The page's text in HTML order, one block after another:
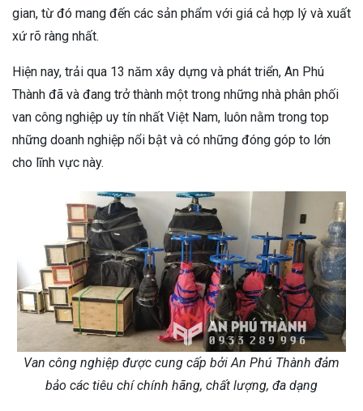
gian, từ đó mang đến các sản phẩm với giá cả hợp lý và xuất
xứ rõ ràng nhất.
Hiện nay, trải qua 13 năm xây dựng và phát triển, An Phú
Thành đã và đang trở thành một trong những nhà phân phối
van công nghiệp uy tín nhất Việt Nam, luôn nằm trong top
những doanh nghiệp nổi bật và có những đóng góp to lớn
cho lĩnh vực này.
Van công nghiệp được cung cấp bởi An Phú Thành đảm
bảo các tiêu chí chính hãng, chất lượng, đa dạng